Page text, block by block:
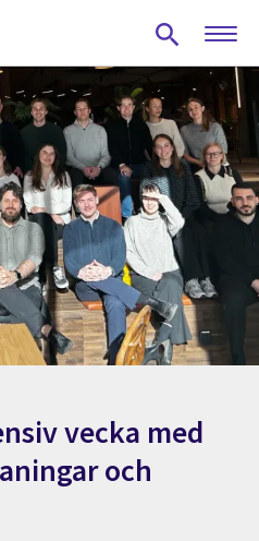
vecka med
och